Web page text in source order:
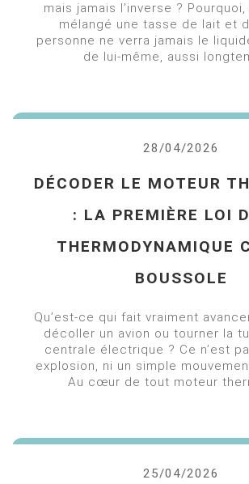
mais jamais l’inverse ?
mélangé une tasse de lait et
personne ne verra jamais le
de lui-même, aussi
28/04/2026
DÉCODER LE MOTEUR
: LA PREMIÈRE LOI
THERMODYNAMIQUE
BOUSSOLE
Qu’est-ce qui fait vraiment
décoller un avion ou tourner la
centrale électrique ? Ce n’est
explosion, ni un simple
Au cœur de tout moteur
25/04/2026